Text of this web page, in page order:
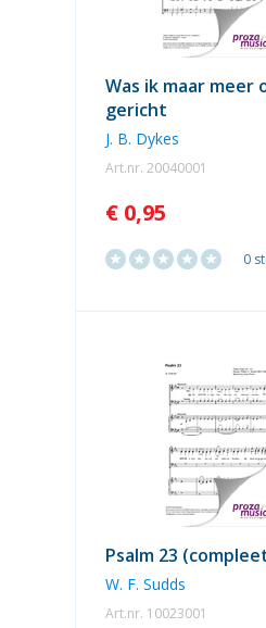
Was ik maar meer
gericht
J. B. Dykes
Art.nr. 20040001
€ 0,95
0
Psalm 23
W. F. Sudds
Art.nr. 10023001